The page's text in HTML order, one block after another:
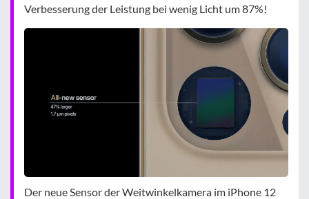
Verbesserung der Leistung bei wenig Licht um 87%!
Der neue Sensor der Weitwinkelkamera im iPhone 12